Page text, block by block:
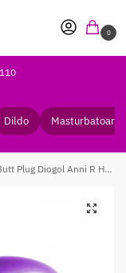
0
Dildo Masturbatoare
Plug Diogol Anni R Heart Purple Crystal Swaroski